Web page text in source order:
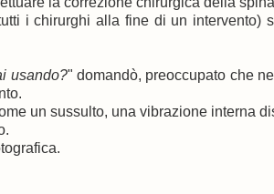
i chirurghi alla fine di un intervento)
usando?" domandò, preoccupato che
un sussulto, una vibrazione interna